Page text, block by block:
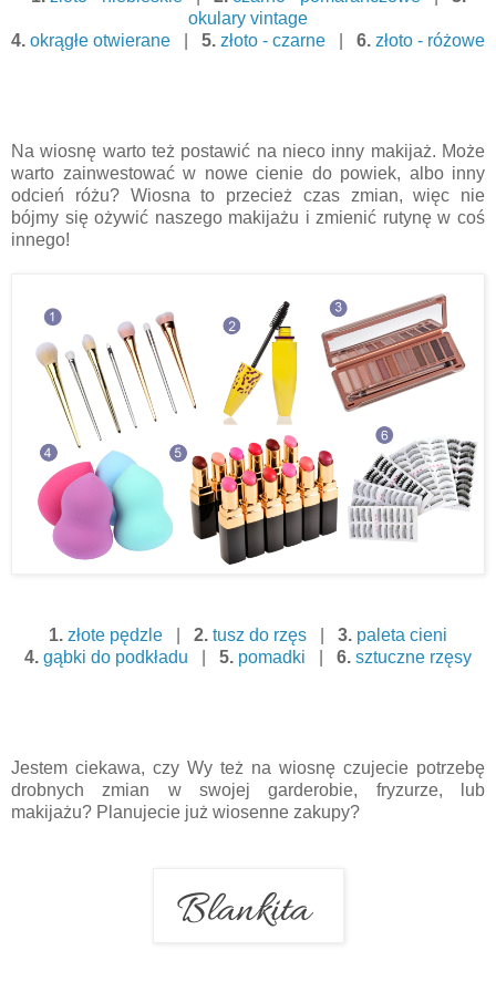
okulary vintage
4. okrągłe otwierane 5. złoto - czarne 6. złoto - różowe
Na wiosnę warto też postawić na nieco inny makijaż. Może
warto zainwestować w nowe cienie do powiek, albo inny
odcień różu? Wiosna to przecież czas zmian, więc nie
bójmy się ożywić naszego makijażu i zmienić rutynę w coś
innego!
1. złote pędzle 2. tusz do rzęs 3. paleta cieni
4. gąbki do podkładu 5. pomadki 6. sztuczne rzęsy
Jestem ciekawa, czy Wy też na wiosnę czujecie potrzebę
drobnych zmian w swojej garderobie, fryzurze, lub
makijażu? Planujecie już wiosenne zakupy?